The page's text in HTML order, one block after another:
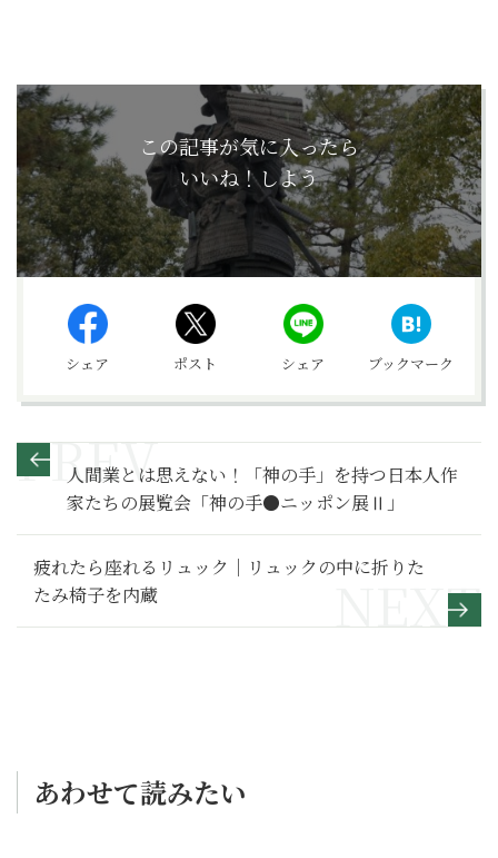
この記事が気に入ったら
いいね！しよう
シェア ポスト シェア ブックマーク
人間業とは思えない！「神の手」を持つ日本人作
家たちの展覧会「神の手●ニッポン展Ⅱ」
疲れたら座れるリュック｜リュックの中に折りた
たみ椅子を内蔵
あわせて読みたい